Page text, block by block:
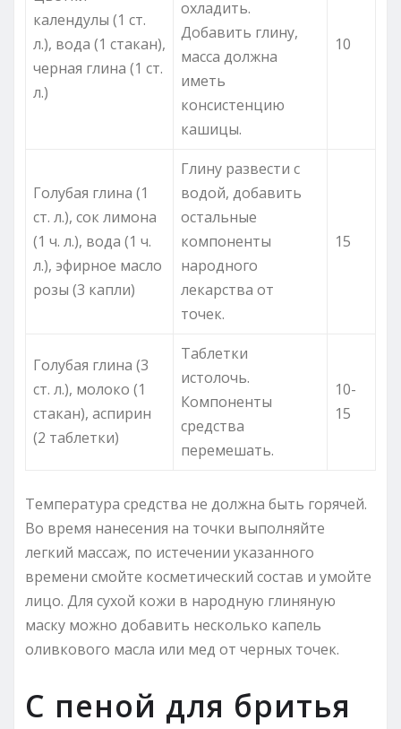
календулы (1 ст.
л.), вода (1 стакан),
черная глина (1 ст.
л.)
охладить.
Добавить глину,
масса должна
иметь
консистенцию
кашицы.
10
Голубая глина (1
ст. л.), сок лимона
(1 ч. л.), вода (1 ч.
л.), эфирное масло
розы (3 капли)
Глину развести с
водой, добавить
остальные
компоненты
народного
лекарства от
точек.
15
Голубая глина (3
ст. л.), молоко (1
стакан), аспирин
(2 таблетки)
Таблетки
истолочь.
Компоненты
средства
перемешать.
10-
15
Температура средства не должна быть горячей.
Во время нанесения на точки выполняйте
легкий массаж, по истечении указанного
времени смойте косметический состав и умойте
лицо. Для сухой кожи в народную глиняную
маску можно добавить несколько капель
оливкового масла или мед от черных точек.
С пеной для бритья